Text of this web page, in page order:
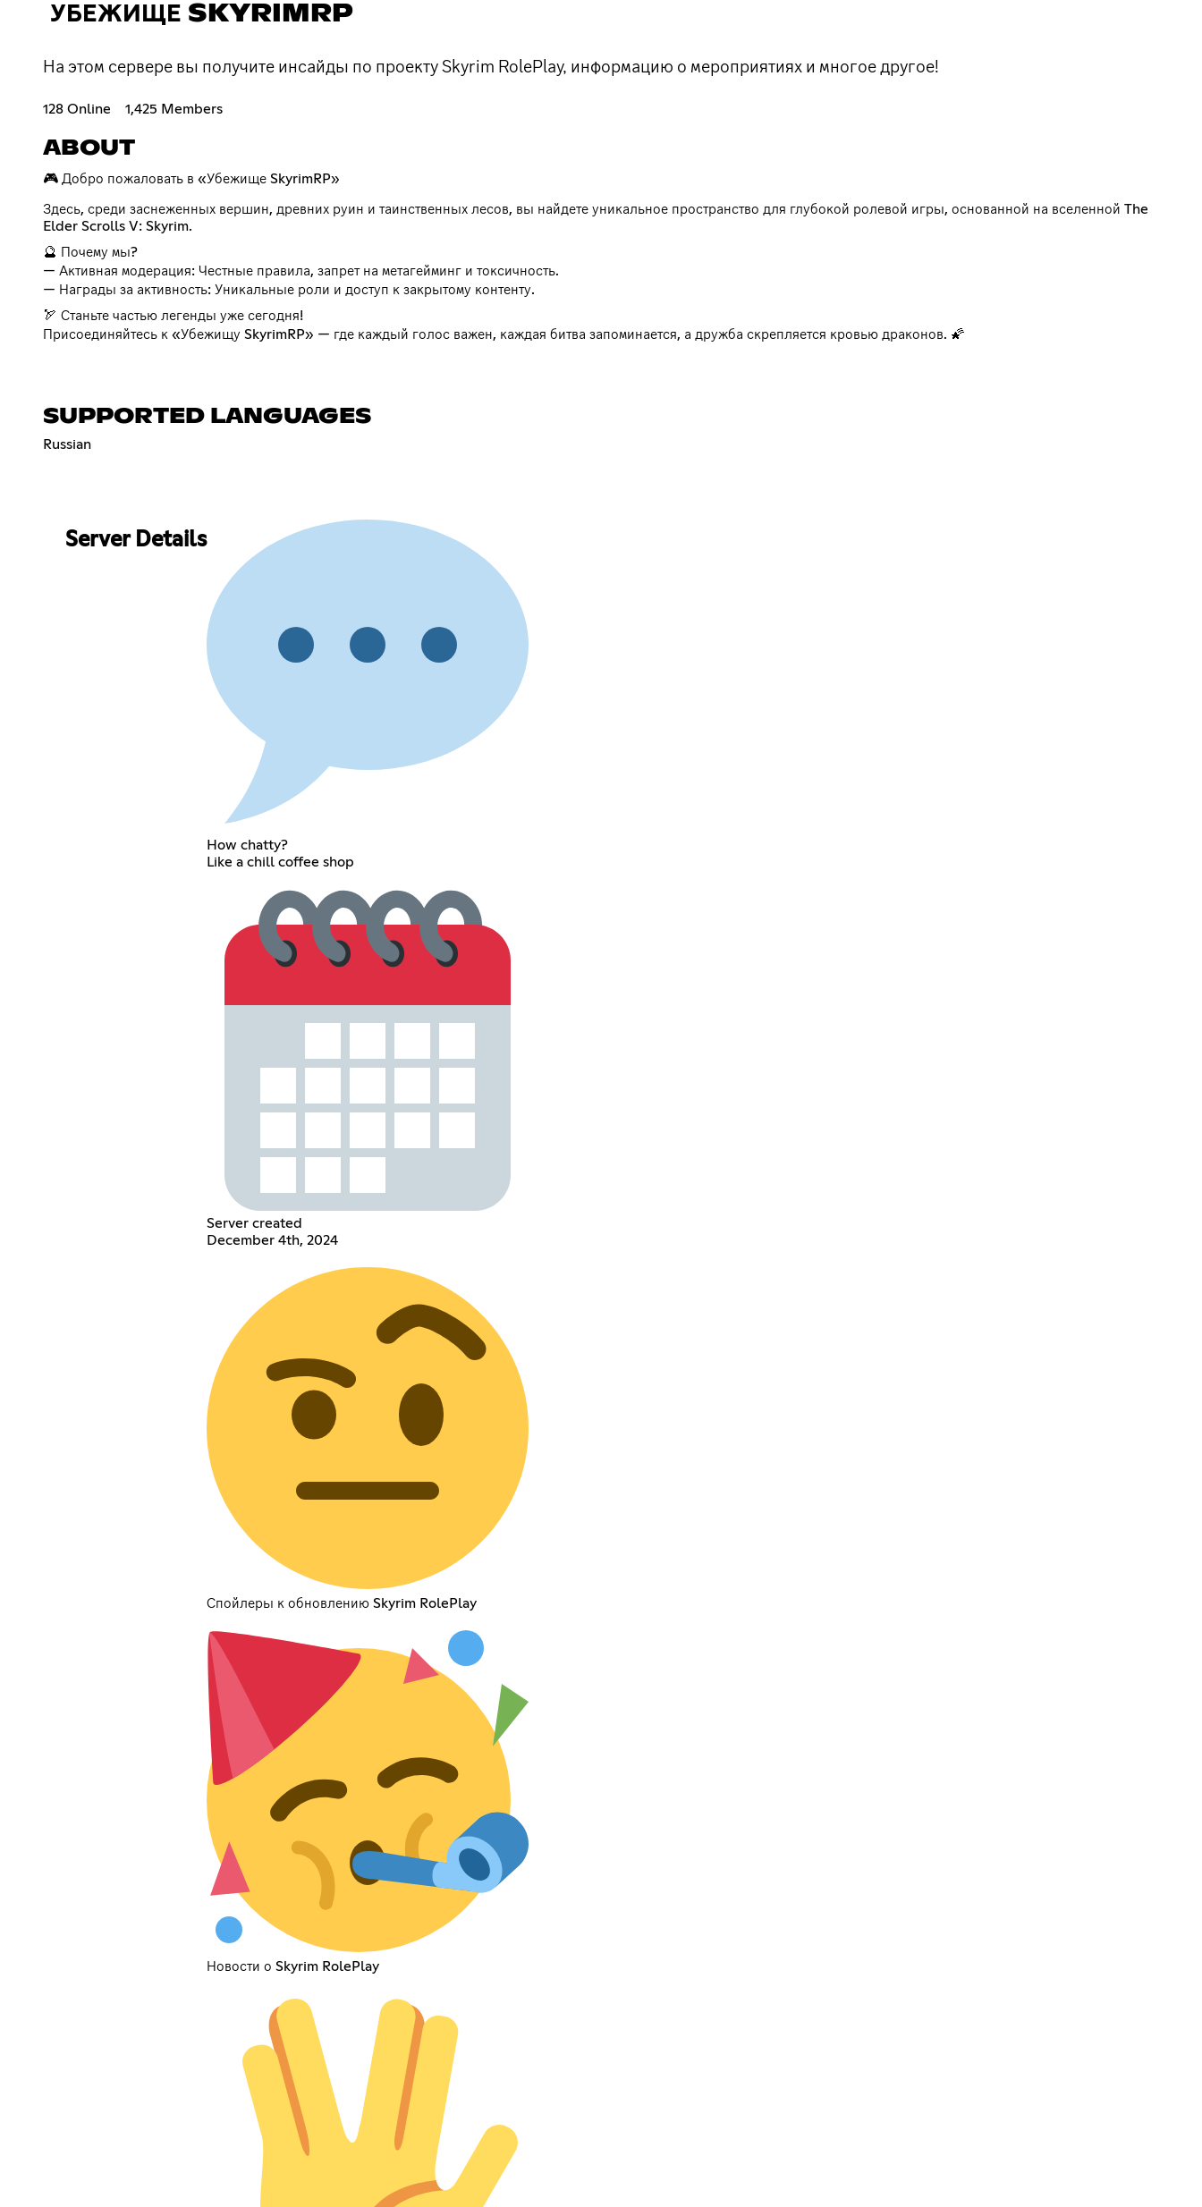
УБЕЖИЩЕ SKYRIMRP
На этом сервере вы получите инсайды по проекту Skyrim RolePlay, информацию о мероприятиях и многое другое!
128 Online 1,425 Members
ABOUT
🎮 Добро пожаловать в «Убежище SkyrimRP»
Здесь, среди заснеженных вершин, древних руин и таинственных лесов, вы найдете уникальное пространство для глубокой ролевой игры, основанной на вселенной The
Elder Scrolls V: Skyrim.
🔮 Почему мы?
— Активная модерация: Честные правила, запрет на метагейминг и токсичность.
— Награды за активность: Уникальные роли и доступ к закрытому контенту.
🏹 Станьте частью легенды уже сегодня!
Присоединяйтесь к «Убежищу SkyrimRP» — где каждый голос важен, каждая битва запоминается, а дружба скрепляется кровью драконов. 🌠
SUPPORTED LANGUAGES
Russian
Server Details
How chatty?
Like a chill coffee shop
Server created
December 4th, 2024
Спойлеры к обновлению Skyrim RolePlay
Новости о Skyrim RolePlay